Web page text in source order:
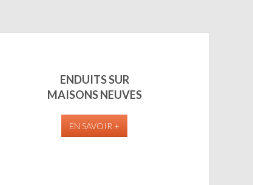
ENDUITS SUR
MAISONS NEUVES
EN SAVOIR +